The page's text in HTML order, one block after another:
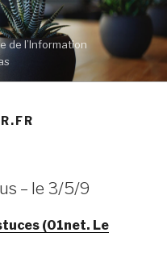
de l’Information
– le 3/5/9
(01net. Le